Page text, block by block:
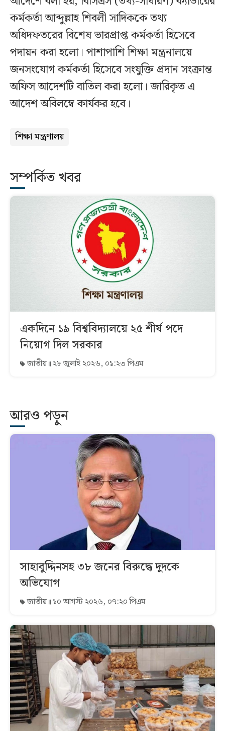
কর্মকর্তা আব্দুল্লাহ শিবলী সাদিককে তথ্য
অধিদফতরের বিশেষ ভারপ্রাপ্ত কর্মকর্তা হিসেবে
পদায়ন করা হলো। পাশাপাশি শিক্ষা মন্ত্রনালয়ে
জনসংযোগ কর্মকর্তা হিসেবে সংযুক্তি প্রদান সংক্রান্ত
অফিস আদেশটি বাতিল করা হলো। জারিকৃত এ
আদেশ অবিলম্বে কার্যকর হবে।
শিক্ষা মন্ত্রণালয়
সম্পর্কিত খবর
একদিনে ১৯ বিশ্ববিদ্যালয়ে ২৫ শীর্ষ পদে
নিয়োগ দিল সরকার
জাতীয় ২৮ জুলাই ২০২৬, ০১:২৩ পিএম
আরও পড়ুন
সাহাবুদ্দিনসহ ৩৮ জনের বিরুদ্ধে দুদকে
অভিযোগ
জাতীয় ১০ আগস্ট ২০২৬, ০৭:২০ পিএম